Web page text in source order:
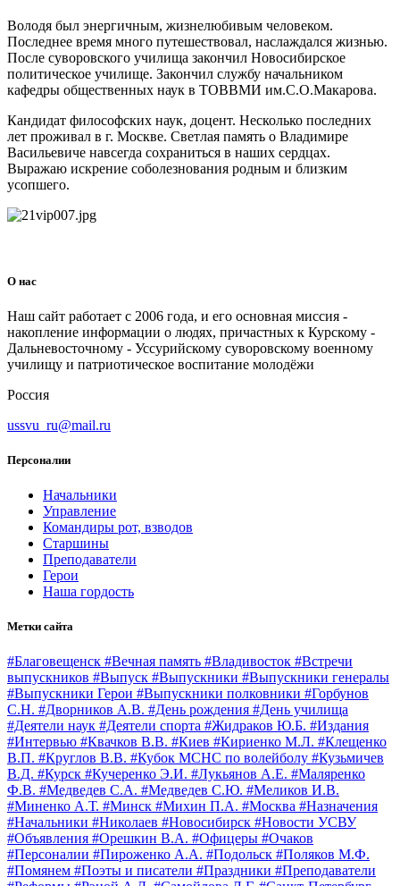
Володя был энергичным, жизнелюбивым человеком.
Последнее время много путешествовал, наслаждался жизнью.
После суворовского училища закончил Новосибирское
политическое училище. Закончил службу начальником
кафедры общественных наук в ТОВВМИ им.С.О.Макарова.
Кандидат философских наук, доцент. Несколько последних
лет проживал в г. Москве. Светлая память о Владимире
Васильевиче навсегда сохраниться в наших сердцах.
Выражаю искрение соболезнования родным и близким
усопшего.
О нас
Наш сайт работает с 2006 года, и его основная миссия -
накопление информации о людях, причастных к Курскому -
Дальневосточному - Уссурийскому суворовскому военному
училищу и патриотическое воспитание молодёжи
Россия
ussvu_ru@mail.ru
Персоналии
Начальники
Управление
Командиры рот, взводов
Старшины
Преподаватели
Герои
Наша гордость
Метки сайта
#Благовещенск #Вечная память #Владивосток #Встречи
выпускников #Выпуск #Выпускники #Выпускники генералы
#Выпускники Герои #Выпускники полковники #Горбунов
С.Н. #Дворников А.В. #День рождения #День училища
#Деятели наук #Деятели спорта #Жидраков Ю.Б. #Издания
#Интервью #Квачков В.В. #Киев #Кириенко М.Л. #Клещенко
В.П. #Круглов В.В. #Кубок МСНС по волейболу #Кузьмичев
В.Д. #Курск #Кучеренко Э.И. #Лукьянов А.Е. #Маляренко
Ф.В. #Медведев С.А. #Медведев С.Ю. #Меликов И.В.
#Миненко А.Т. #Минск #Михин П.А. #Москва #Назначения
#Начальники #Николаев #Новосибирск #Новости УСВУ
#Объявления #Орешкин В.А. #Офицеры #Очаков
#Персоналии #Пироженко А.А. #Подольск #Поляков М.Ф.
#Помянем #Поэты и писатели #Праздники #Преподаватели